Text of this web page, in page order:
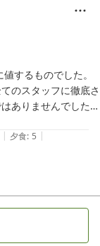
するものでした。
のスタッフに徹底さ
ありませんでした。
の味には関心しまし
くさん食べてもらえ
と聞きましたが、そ
いました。
トです。それはバス
は妻からの強い
| 夕食: 5 |